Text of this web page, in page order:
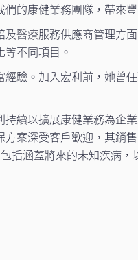
的康健業務團隊，帶來
醫療服務供應商管理方
不同項目。
驗。加入宏利前，她曾
續以擴展康健業務為企
案深受客戶歡迎，其銷
括涵蓋將來的未知疾病，